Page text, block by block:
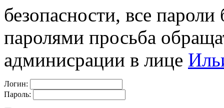
безопасности, все
паролями просьба
админисрации в лице
Логин:
Пароль: